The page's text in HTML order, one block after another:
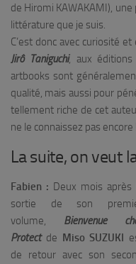
de Hiromi KAWAKAMI),
littérature que je suis.
C’est donc avec curiosité
Jirô Taniguchi, aux éditions
artbooks sont
qualité, mais aussi pour
tellement riche de cet
ne le connaissez pas encore !
La suite, on veut
Fabien : Deux mois après
sortie de son
volume, Bienvenue
Protectde Miso SUZUKI
de retour avec son